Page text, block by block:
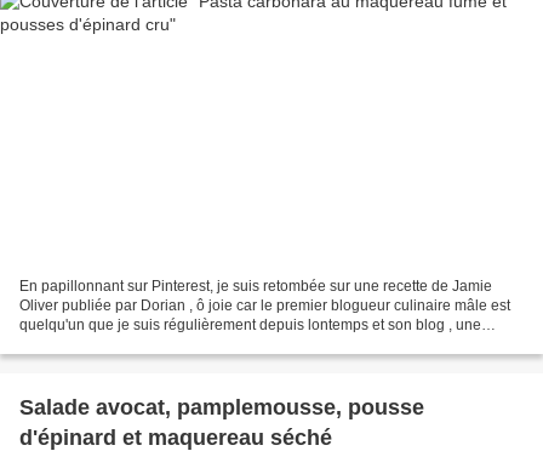
En papillonnant sur Pinterest, je suis retombée sur une recette de Jamie
Oliver publiée par Dorian , ô joie car le premier blogueur culinaire mâle est
quelqu'un que je suis régulièrement depuis lontemps et son blog , une
Salade avocat, pamplemousse, pousse
d'épinard et maquereau séché